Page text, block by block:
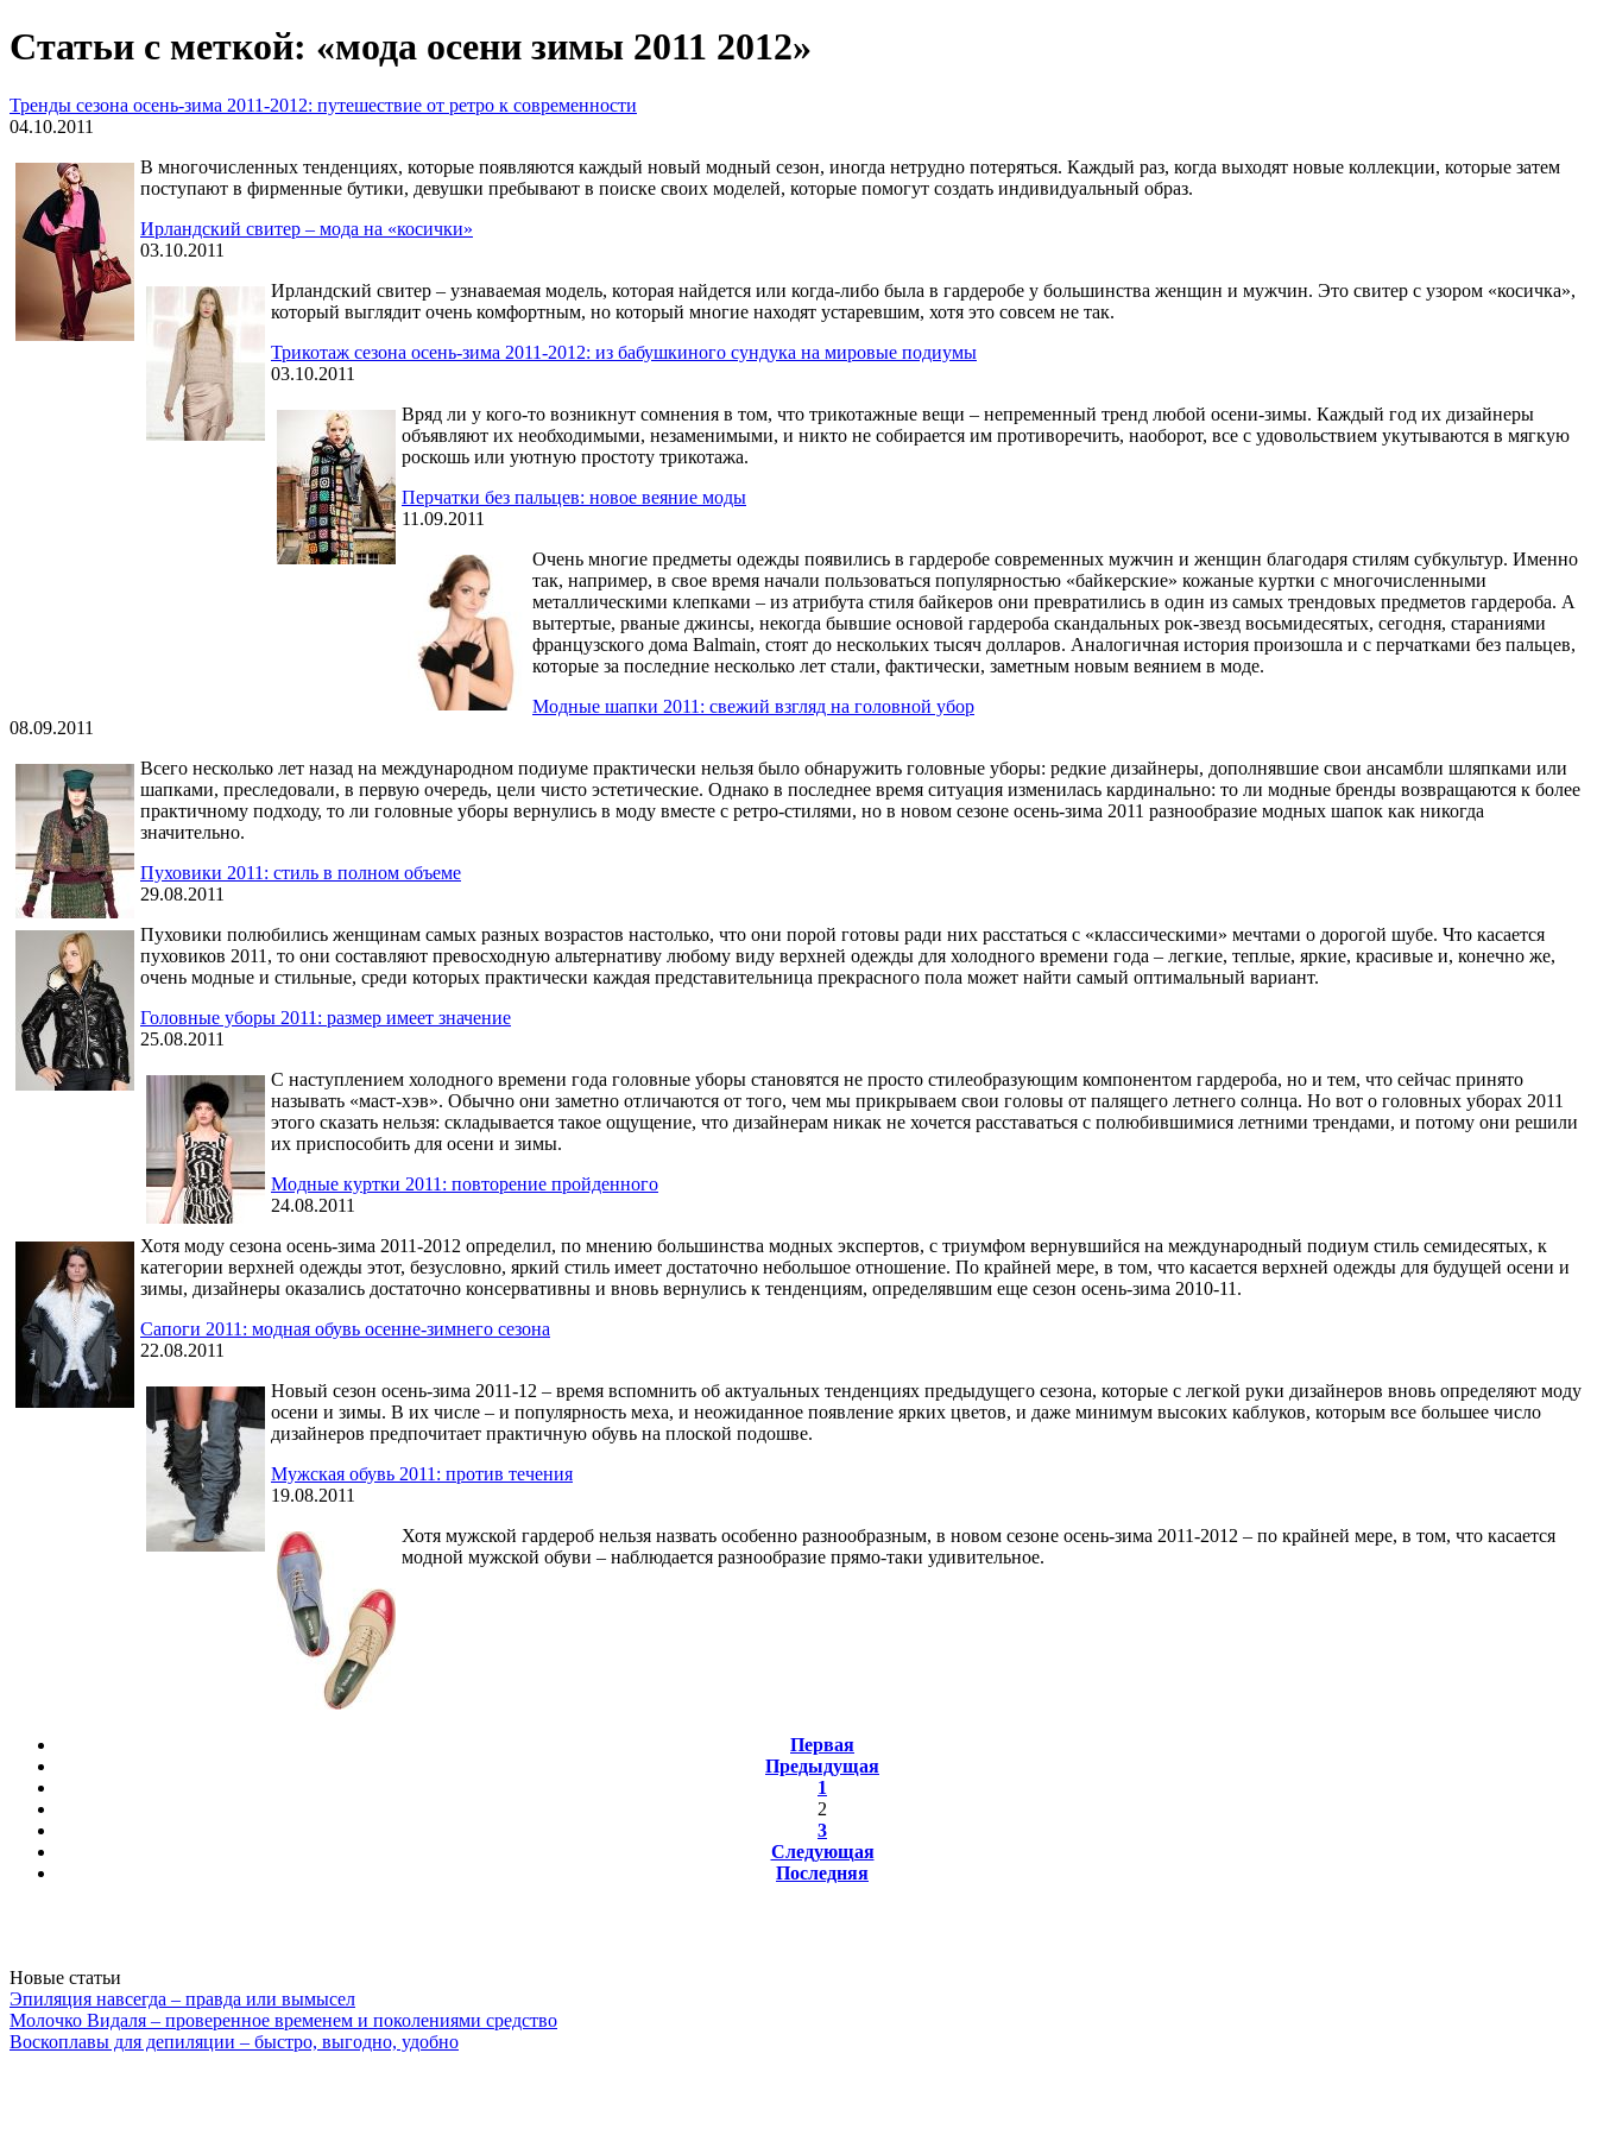
Статьи с меткой: «мода осени зимы 2011 2012»
Тренды сезона осень-зима 2011-2012: путешествие от ретро к современности
04.10.2011
В многочисленных тенденциях, которые появляются каждый новый модный сезон, иногда нетрудно потеряться. Каждый раз, когда выходят новые коллекции, которые затем
поступают в фирменные бутики, девушки пребывают в поиске своих моделей, которые помогут создать индивидуальный образ.
Ирландский свитер – мода на «косички»
03.10.2011
Ирландский свитер – узнаваемая модель, которая найдется или когда-либо была в гардеробе у большинства женщин и мужчин. Это свитер с узором «косичка»,
который выглядит очень комфортным, но который многие находят устаревшим, хотя это совсем не так.
Трикотаж сезона осень-зима 2011-2012: из бабушкиного сундука на мировые подиумы
03.10.2011
Вряд ли у кого-то возникнут сомнения в том, что трикотажные вещи – непременный тренд любой осени-зимы. Каждый год их дизайнеры
объявляют их необходимыми, незаменимыми, и никто не собирается им противоречить, наоборот, все с удовольствием укутываются в мягкую
роскошь или уютную простоту трикотажа.
Перчатки без пальцев: новое веяние моды
11.09.2011
Очень многие предметы одежды появились в гардеробе современных мужчин и женщин благодаря стилям субкультур. Именно
так, например, в свое время начали пользоваться популярностью «байкерские» кожаные куртки с многочисленными
металлическими клепками – из атрибута стиля байкеров они превратились в один из самых трендовых предметов гардероба. А
вытертые, рваные джинсы, некогда бывшие основой гардероба скандальных рок-звезд восьмидесятых, сегодня, стараниями
французского дома Balmain, стоят до нескольких тысяч долларов. Аналогичная история произошла и с перчатками без пальцев,
которые за последние несколько лет стали, фактически, заметным новым веянием в моде.
Модные шапки 2011: свежий взгляд на головной убор
08.09.2011
Всего несколько лет назад на международном подиуме практически нельзя было обнаружить головные уборы: редкие дизайнеры, дополнявшие свои ансамбли шляпками или
шапками, преследовали, в первую очередь, цели чисто эстетические. Однако в последнее время ситуация изменилась кардинально: то ли модные бренды возвращаются к более
практичному подходу, то ли головные уборы вернулись в моду вместе с ретро-стилями, но в новом сезоне осень-зима 2011 разнообразие модных шапок как никогда
значительно.
Пуховики 2011: стиль в полном объеме
29.08.2011
Пуховики полюбились женщинам самых разных возрастов настолько, что они порой готовы ради них расстаться с «классическими» мечтами о дорогой шубе. Что касается
пуховиков 2011, то они составляют превосходную альтернативу любому виду верхней одежды для холодного времени года – легкие, теплые, яркие, красивые и, конечно же,
очень модные и стильные, среди которых практически каждая представительница прекрасного пола может найти самый оптимальный вариант.
Головные уборы 2011: размер имеет значение
25.08.2011
С наступлением холодного времени года головные уборы становятся не просто стилеобразующим компонентом гардероба, но и тем, что сейчас принято
называть «маст-хэв». Обычно они заметно отличаются от того, чем мы прикрываем свои головы от палящего летнего солнца. Но вот о головных уборах 2011
этого сказать нельзя: складывается такое ощущение, что дизайнерам никак не хочется расставаться с полюбившимися летними трендами, и потому они решили
их приспособить для осени и зимы.
Модные куртки 2011: повторение пройденного
24.08.2011
Хотя моду сезона осень-зима 2011-2012 определил, по мнению большинства модных экспертов, с триумфом вернувшийся на международный подиум стиль семидесятых, к
категории верхней одежды этот, безусловно, яркий стиль имеет достаточно небольшое отношение. По крайней мере, в том, что касается верхней одежды для будущей осени и
зимы, дизайнеры оказались достаточно консервативны и вновь вернулись к тенденциям, определявшим еще сезон осень-зима 2010-11.
Сапоги 2011: модная обувь осенне-зимнего сезона
22.08.2011
Новый сезон осень-зима 2011-12 – время вспомнить об актуальных тенденциях предыдущего сезона, которые с легкой руки дизайнеров вновь определяют моду
осени и зимы. В их числе – и популярность меха, и неожиданное появление ярких цветов, и даже минимум высоких каблуков, которым все большее число
дизайнеров предпочитает практичную обувь на плоской подошве.
Мужская обувь 2011: против течения
19.08.2011
Хотя мужской гардероб нельзя назвать особенно разнообразным, в новом сезоне осень-зима 2011-2012 – по крайней мере, в том, что касается
модной мужской обуви – наблюдается разнообразие прямо-таки удивительное.
Первая
Предыдущая
1
2
3
Следующая
Последняя
Новые статьи
Эпиляция навсегда – правда или вымысел
Молочко Видаля – проверенное временем и поколениями средство
Воскоплавы для депиляции – быстро, выгодно, удобно